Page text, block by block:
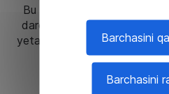
Barchasini
Barchasini
Bu qobiliyat Daakia-ga
daromadni oshirishga
yetakchi platforma sifatidagi
Menga bu